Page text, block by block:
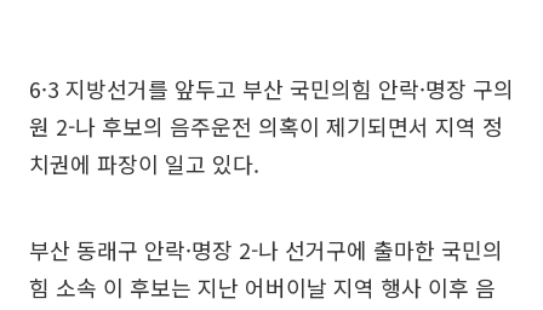
6·3 지방선거를 앞두고 부산 국민의힘 안락·명장 구의
원 2-나 후보의 음주운전 의혹이 제기되면서 지역 정
치권에 파장이 일고 있다.
부산 동래구 안락·명장 2-나 선거구에 출마한 국민의
힘 소속 이 후보는 지난 어버이날 지역 행사 이후 음